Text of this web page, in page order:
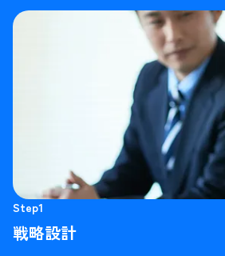
Step1
戦略設計